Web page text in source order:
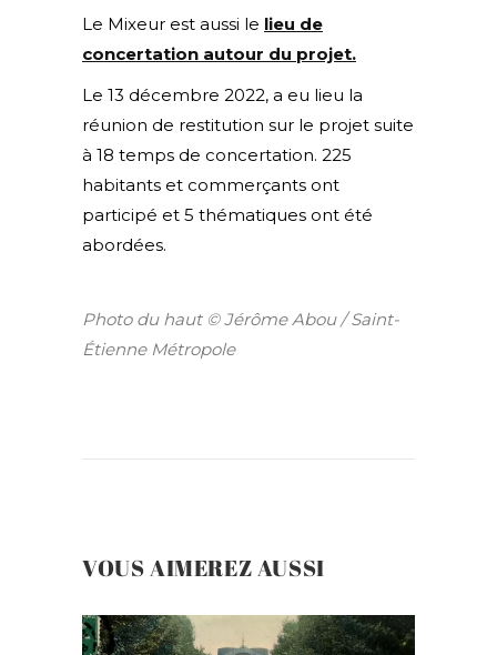
Le Mixeur est aussi le lieu de
concertation autour du projet.
Le 13 décembre 2022, a eu lieu la
réunion de restitution sur le projet suite
à 18 temps de concertation. 225
habitants et commerçants ont
participé et 5 thématiques ont été
abordées.
Photo du haut © Jérôme Abou / Saint-
Étienne Métropole
VOUS AIMEREZ AUSSI